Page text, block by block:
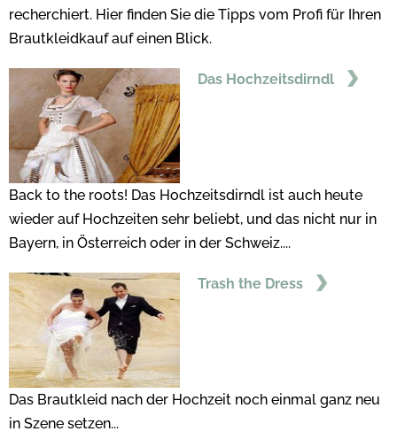
recherchiert. Hier finden Sie die Tipps vom Profi für Ihren
Brautkleidkauf auf einen Blick.
Das Hochzeitsdirndl
Back to the roots! Das Hochzeitsdirndl ist auch heute
wieder auf Hochzeiten sehr beliebt, und das nicht nur in
Bayern, in Österreich oder in der Schweiz....
Trash the Dress
Das Brautkleid nach der Hochzeit noch einmal ganz neu
in Szene setzen...